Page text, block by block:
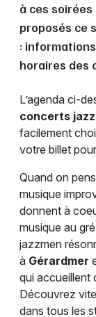
à ces
proposés ce
:
horaires des
L’agenda ci-
concerts
facilement
votre billet
Quand on
musique
donnent à
musique au
jazzmen
à Gérardmer
qui accueillent
Découvrez
dans tous les